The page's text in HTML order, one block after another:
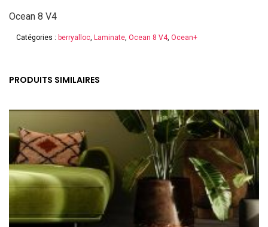
Ocean 8 V4
Catégories : berryalloc Laminate Ocean 8 V4, Ocean+
PRODUITS SIMILAIRES